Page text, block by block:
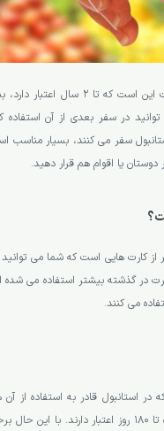
ویژگی استانبول کارت این است
در سفر بعدی از آن
سفر می کنند، بسیار
دوستان یا اقوام هم قرار دهید.
از کارت هایی است که شما می توانید
در گذشته بیشتر استفاده می
می کنند.
در استانبول قادر به استفاده از
کارت ها تنها یک ماه تا 180 روز اعتبار